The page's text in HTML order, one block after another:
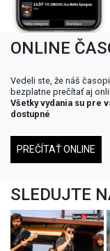
ONLINE
Vedeli ste, že náš
bezplatne prečítať aj
Všetky vydania su pre
dostupné
PREČÍTAŤ ONLINE
SLEDUJTE